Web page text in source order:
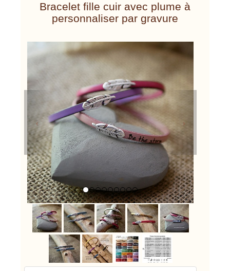
Bracelet fille cuir avec plume à
personnaliser par gravure